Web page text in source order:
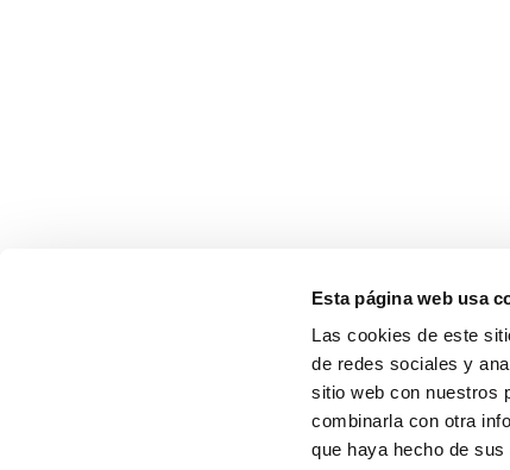
Esta página web usa
Las cookies de este
de redes sociales y
sitio web con nuestros
combinarla con otra
que haya hecho de